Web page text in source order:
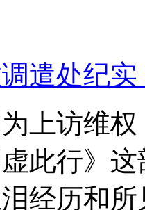
遣处纪实
上访维
此行》
经历和